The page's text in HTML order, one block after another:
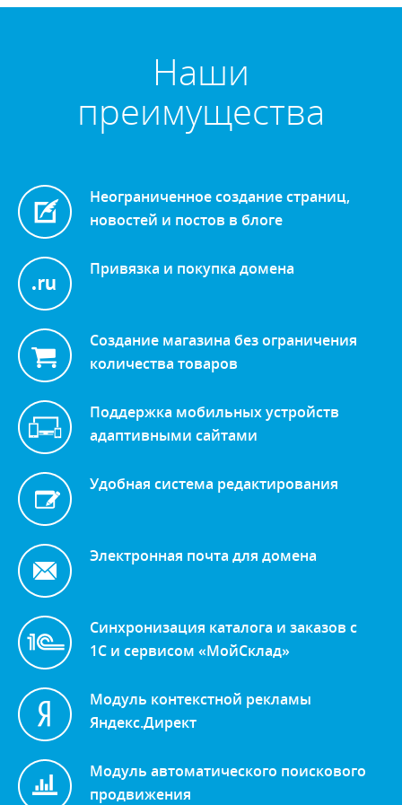
Наши
преимущества
Неограниченное создание страниц,
новостей и постов в блоге
Привязка и покупка домена
Создание магазина без ограничения
количества товаров
Поддержка мобильных устройств
адаптивными сайтами
Удобная система редактирования
Электронная почта для домена
Синхронизация каталога и заказов с
1С и сервисом «МойСклад»
Модуль контекстной рекламы
Яндекс.Директ
Модуль автоматического поискового
продвижения